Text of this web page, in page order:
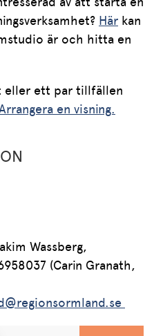
Här kan
är och hitta en
eller ett par tillfällen
en visning.
Wassberg,
(Carin Granath,